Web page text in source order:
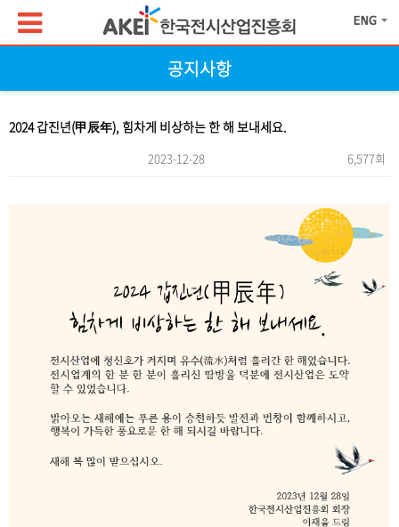
공지사항
2024 갑진년(甲辰年), 힘차게 비상하는 한 해 보내세요.
2023-12-28 6,577회